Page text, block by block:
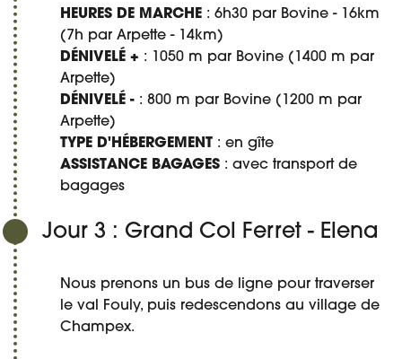
HEURES DE MARCHE : 6h30 par Bovine - 16km
(7h par Arpette - 14km)
DÉNIVELÉ + : 1050 m par Bovine (1400 m par
Arpette)
DÉNIVELÉ - : 800 m par Bovine (1200 m par
Arpette)
TYPE D'HÉBERGEMENT : en gîte
ASSISTANCE BAGAGES : avec transport de
bagages
Jour 3 : Grand Col Ferret - Elena
Nous prenons un bus de ligne pour traverser
le val Fouly, puis redescendons au village de
Champex.